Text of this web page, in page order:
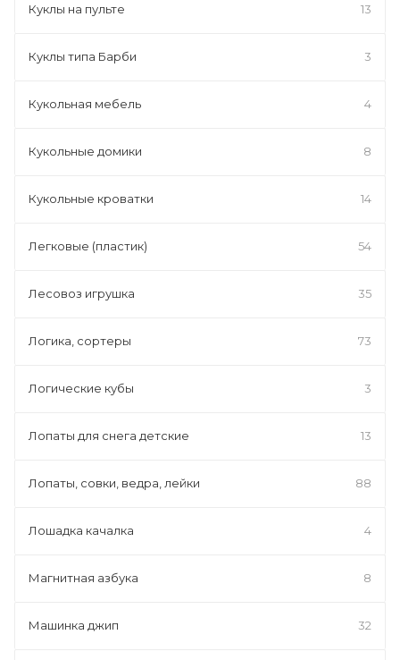
Куклы на пульте 13
Куклы типа Барби 3
Кукольная мебель 4
Кукольные домики 8
Кукольные кроватки 14
Легковые (пластик) 54
Лесовоз игрушка 35
Логика, сортеры 73
Логические кубы 3
Лопаты для снега детские 13
Лопаты, совки, ведра, лейки 88
Лошадка качалка 4
Магнитная азбука 8
Машинка джип 32